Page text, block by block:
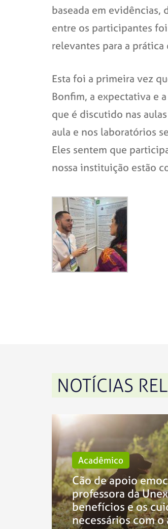
baseada em
entre os participantes
relevantes para a prática
Esta foi a primeira vez
Bonfim, a expectativa e
que é discutido nas
aula e nos laboratórios
Eles sentem que
nossa instituição estão
NOTÍCIAS
Acadêmico
Cão de apoio
professora da
benefícios e os
necessários com